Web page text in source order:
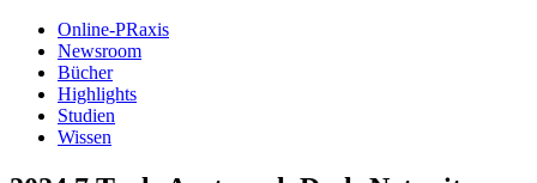
Online-PRaxis
Newsroom
Bücher
Highlights
Studien
Wissen